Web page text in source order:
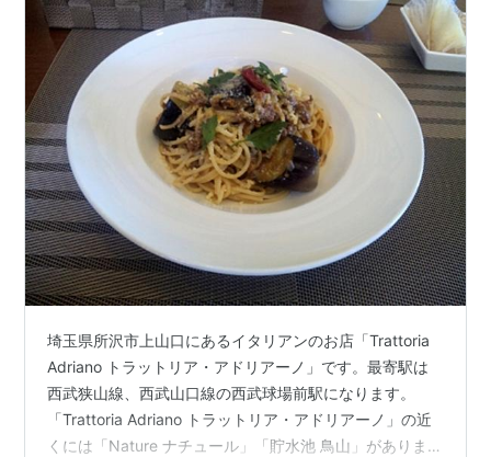
埼玉県所沢市上山口にあるイタリアンのお店「Trattoria
Adriano トラットリア・アドリアーノ」です。最寄駅は
西武狭山線、西武山口線の西武球場前駅になります。
「Trattoria Adriano トラットリア・アドリアーノ」の近
くには「Nature ナチュール」「貯水池 鳥山」がありま